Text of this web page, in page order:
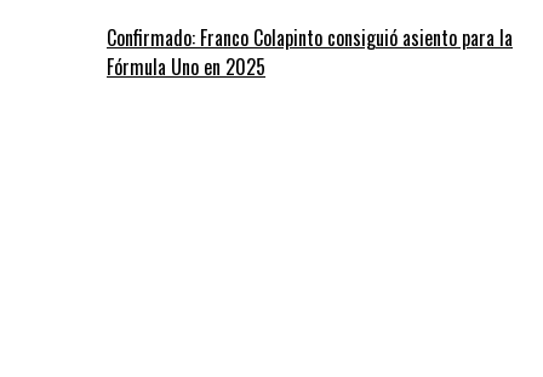
Confirmado: Franco Colapinto consiguió asiento para la
Fórmula Uno en 2025